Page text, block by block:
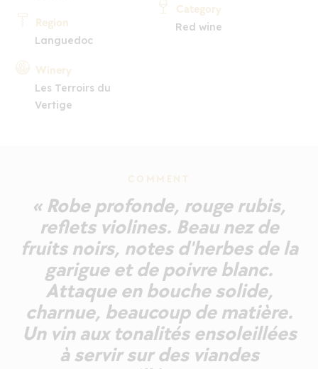
Region
Languedoc
Winery
Les Terroirs du
Vertige
Category
Red wine
COMMENT
« Robe profonde, rouge rubis,
reflets violines. Beau nez de
fruits noirs, notes d'herbes de la
garigue et de poivre blanc.
Attaque en bouche solide,
charnue, beaucoup de matière.
Un vin aux tonalités ensoleillées
à servir sur des viandes